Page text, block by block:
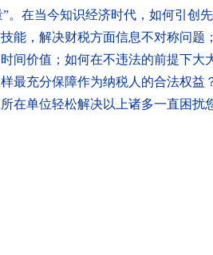
。在当今知识经济时代，如何引创
能，解决财税方面信息不对称问
间价值；如何在不违法的前提下
最充分保障作为纳税人的合法权益
在单位轻松解决以上诸多一直困扰